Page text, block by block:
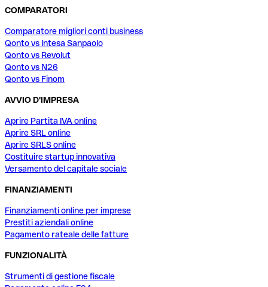
COMPARATORI
Comparatore migliori conti business
Qonto vs Intesa Sanpaolo
Qonto vs Revolut
Qonto vs N26
Qonto vs Finom
AVVIO D'IMPRESA
Aprire Partita IVA online
Aprire SRL online
Aprire SRLS online
Costituire startup innovativa
Versamento del capitale sociale
FINANZIAMENTI
Finanziamenti online per imprese
Prestiti aziendali online
Pagamento rateale delle fatture
FUNZIONALITÀ
Strumenti di gestione fiscale